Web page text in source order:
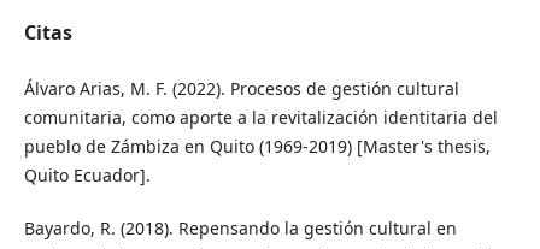
Citas
Álvaro Arias, M. F. (2022). Procesos de gestión cultural
comunitaria, como aporte a la revitalización identitaria del
pueblo de Zámbiza en Quito (1969-2019) [Master's thesis,
Quito Ecuador].
Bayardo, R. (2018). Repensando la gestión cultural en